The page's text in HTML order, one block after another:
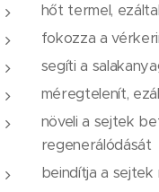
hőt termel,
fokozza a
segíti a
méregtelenít,
növeli a sejtek
regenerálódását
beindítja a